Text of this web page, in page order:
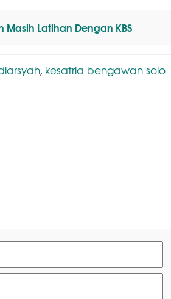
Latihan Dengan KBS
, kesatria bengawan solo